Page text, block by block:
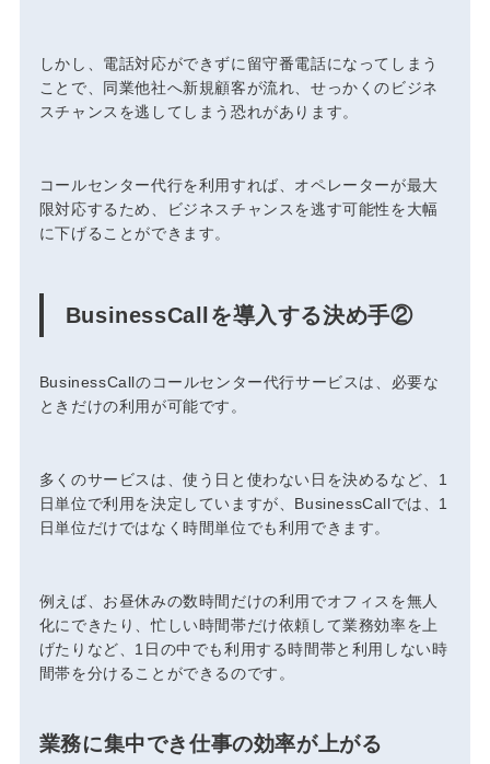
しかし、電話対応ができずに留守番電話になってしまう
ことで、同業他社へ新規顧客が流れ、せっかくのビジネ
スチャンスを逃してしまう恐れがあります。
コールセンター代行を利用すれば、オペレーターが最大
限対応するため、ビジネスチャンスを逃す可能性を大幅
に下げることができます。
BusinessCallを導入する決め手②
BusinessCallのコールセンター代行サービスは、 必要な
ときだけの利用が可能です。
多くのサービスは、使う日と使わない日を決めるなど、1
日単位で利用を決定していますが、BusinessCallでは、1
日単位だけではなく時間単位でも利用できます。
例えば、お昼休みの数時間だけの利用でオフィスを無人
化にできたり、忙しい時間帯だけ依頼して業務効率を上
げたりなど、1日の中でも利用する時間帯と利用しない時
間帯を分けることができるのです。
業務に集中でき仕事の効率が上がる